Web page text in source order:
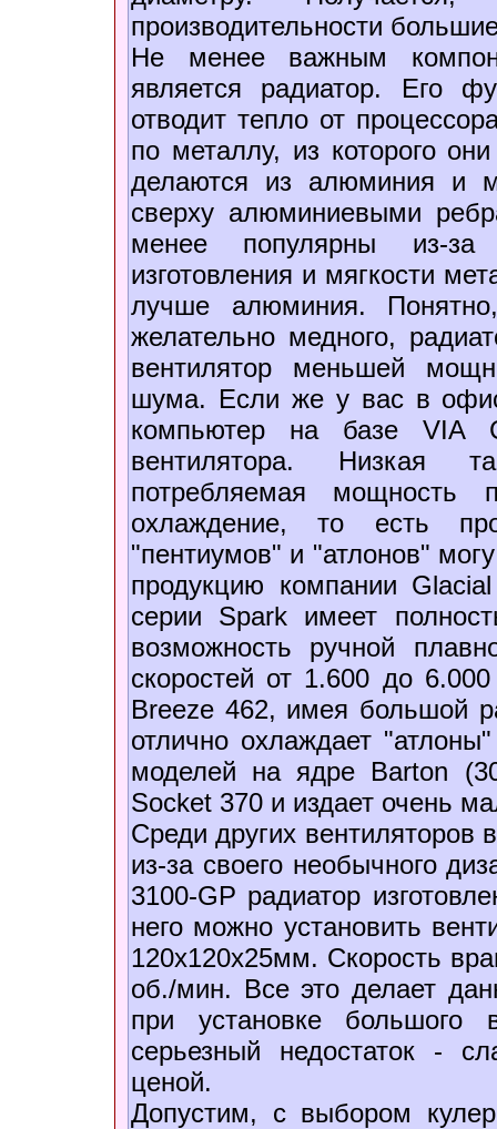
производительности
Не менее важным
является радиатор. Его
отводит тепло от
по металлу, из которого
делаются из алюминия и
сверху алюминиевыми
менее популярны из-за
изготовления и мягкости
лучше алюминия.
желательно медного,
вентилятор меньшей
шума. Если же у вас в
компьютер на базе VIA
вентилятора. Низкая
потребляемая мощность
охлаждение, то есть
"пентиумов" и "атлонов"
продукцию компании
серии Spark имеет
возможность ручной
скоростей от 1.600 до
Breeze 462, имея большой
отлично охлаждает
моделей на ядре Barton
Socket 370 и издает очень
Среди других
из-за своего необычного
3100-GP радиатор
него можно установить
120х120х25мм. Скорость
об./мин. Все это делает
при установке большого
серьезный недостаток -
ценой.
Допустим, с выбором